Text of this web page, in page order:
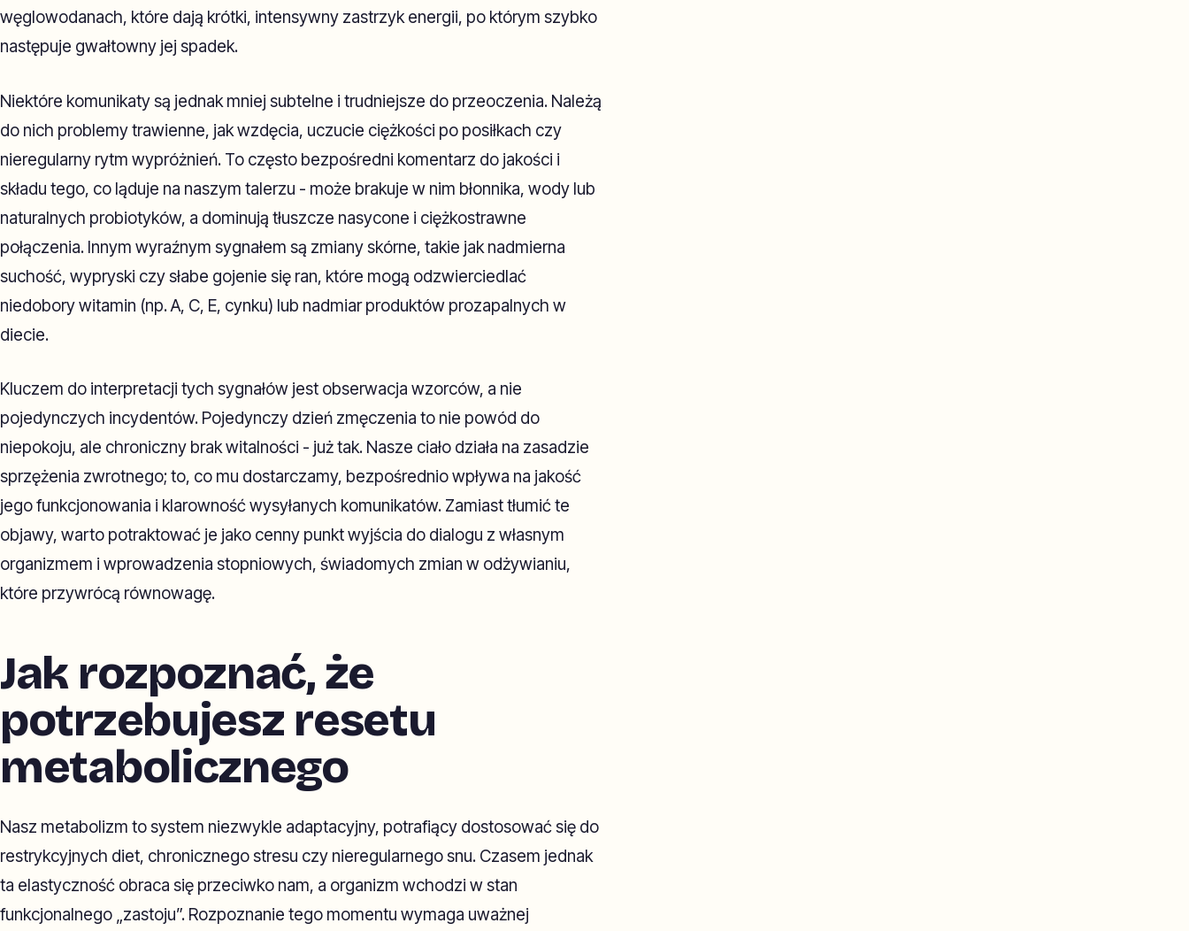
węglowodanach, które dają krótki, intensywny zastrzyk energii, po którym szybko
następuje gwałtowny jej spadek.
Niektóre komunikaty są jednak mniej subtelne i trudniejsze do przeoczenia. Należą
do nich problemy trawienne, jak wzdęcia, uczucie ciężkości po posiłkach czy
nieregularny rytm wypróżnień. To często bezpośredni komentarz do jakości i
składu tego, co ląduje na naszym talerzu - może brakuje w nim błonnika, wody lub
naturalnych probiotyków, a dominują tłuszcze nasycone i ciężkostrawne
połączenia. Innym wyraźnym sygnałem są zmiany skórne, takie jak nadmierna
suchość, wypryski czy słabe gojenie się ran, które mogą odzwierciedlać
niedobory witamin (np. A, C, E, cynku) lub nadmiar produktów prozapalnych w
diecie.
Kluczem do interpretacji tych sygnałów jest obserwacja wzorców, a nie
pojedynczych incydentów. Pojedynczy dzień zmęczenia to nie powód do
niepokoju, ale chroniczny brak witalności - już tak. Nasze ciało działa na zasadzie
sprzężenia zwrotnego; to, co mu dostarczamy, bezpośrednio wpływa na jakość
jego funkcjonowania i klarowność wysyłanych komunikatów. Zamiast tłumić te
objawy, warto potraktować je jako cenny punkt wyjścia do dialogu z własnym
organizmem i wprowadzenia stopniowych, świadomych zmian w odżywianiu,
które przywrócą równowagę.
Jak rozpoznać, że
potrzebujesz resetu
metabolicznego
Nasz metabolizm to system niezwykle adaptacyjny, potrafiący dostosować się do
restrykcyjnych diet, chronicznego stresu czy nieregularnego snu. Czasem jednak
ta elastyczność obraca się przeciwko nam, a organizm wchodzi w stan
funkcjonalnego „zastoju”. Rozpoznanie tego momentu wymaga uważnej